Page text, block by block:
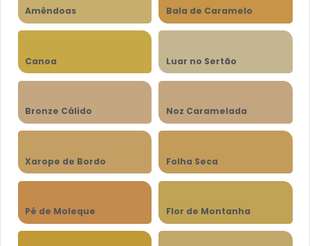
Amêndoas Bala de Caramelo
Canoa Luar no Sertão
Bronze Cálido Noz Caramelada
Xarope de Bordo Folha Seca
Pé de Moleque Flor de Montanha